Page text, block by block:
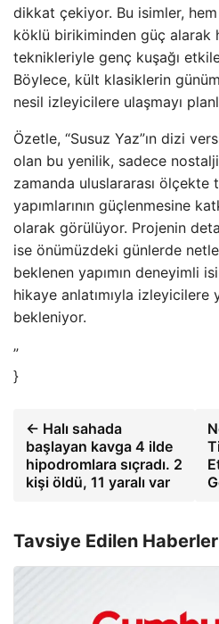
dikkat çekiyor. Bu isimler, hem
köklü birikiminden güç alarak
teknikleriyle genç kuşağı
Böylece, kült klasiklerin
nesil izleyicilere ulaşmayı
Özetle, “Susuz Yaz”ın dizi
olan bu yenilik, sadece
zamanda uluslararası ölçekte
yapımlarının güçlenmesine
olarak görülüyor. Projenin
ise önümüzdeki günlerde
beklenen yapımın deneyimli
hikaye anlatımıyla
bekleniyor.
”
}
← Halı sahada
başlayan kavga 4 ilde
hipodromlara sıçradı. 2
kişi öldü, 11 yaralı var
Tavsiye Edilen Haberler